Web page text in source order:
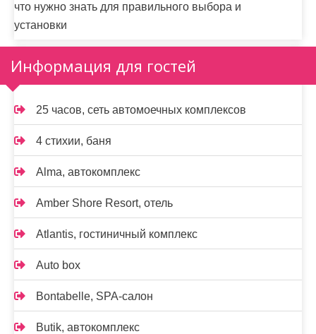
что нужно знать для правильного выбора и
установки
Информация для гостей
25 часов, сеть автомоечных комплексов
4 стихии, баня
Alma, автокомплекс
Amber Shore Resort, отель
Atlantis, гостиничный комплекс
Auto box
Bontabelle, SPA-салон
Butik, автокомплекс